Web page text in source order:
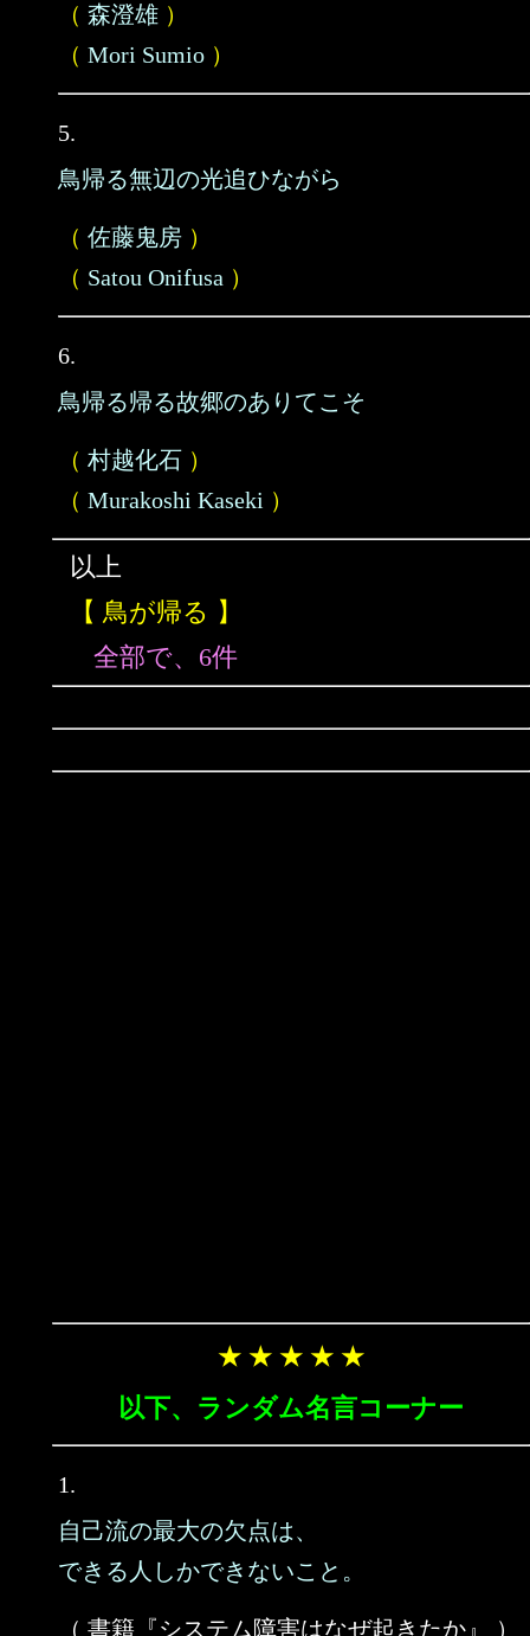
（ 森澄雄 ）
（ Mori Sumio ）
5.
鳥帰る無辺の光追ひながら
（ 佐藤鬼房 ）
（ Satou Onifusa ）
6.
鳥帰る帰る故郷のありてこそ
（ 村越化石 ）
（ Murakoshi Kaseki ）
以上
【 鳥が帰る 】
全部で、6件
★ ★ ★ ★ ★
以下、ランダム名言コーナー
1.
自己流の最大の欠点は、
できる人しかできないこと。
（ 書籍『システム障害はなぜ起きたか』 ）